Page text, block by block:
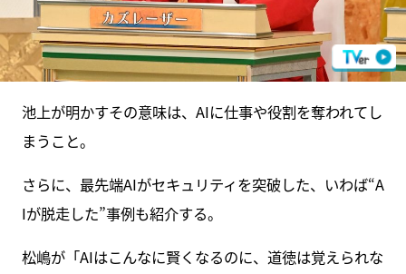
池上が明かすその意味は、AIに仕事や役割を奪われてし
まうこと。
さらに、最先端AIがセキュリティを突破した、いわば“A
Iが脱走した”事例も紹介する。
松嶋が「AIはこんなに賢くなるのに、道徳は覚えられな